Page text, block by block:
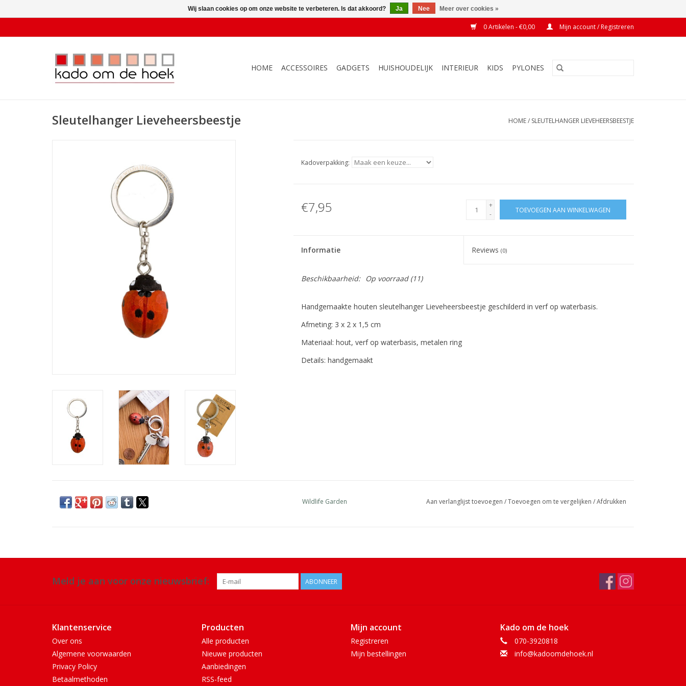
0 Artikelen - €0,00 Mijn account / Registreren
HOME ACCESSOIRES GADGETS HUISHOUDELIJK INTERIEUR KIDS PYLONES
Sleutelhanger Lieveheersbeestje HOME/ SLEUTELHANGER LIEVEHEERSBEESTJE
Kadoverpakking:
€7,95
+
-
TOEVOEGEN AAN WINKELWAGEN
Informatie Reviews(0)
Beschikbaarheid: Op voorraad(11)
Handgemaakte houten sleutelhanger Lieveheersbeestje geschilderd in verf op waterbasis.
Afmeting: 3 x 2 x 1,5 cm
Materiaal: hout, verf op waterbasis, metalen ring
Details: handgemaakt
Wildlife Garden Aan verlanglijst toevoegen /Toevoegen om te vergelijken /Afdrukken
Meld je aan voor onze nieuwsbrief: ABONNEER
Klantenservice
Over ons
Algemene voorwaarden
Privacy Policy
Betaalmethoden
Producten
Alle producten
Nieuwe producten
Aanbiedingen
RSS-feed
Mijn account
Registreren
Mijn bestellingen
Kado om de hoek
070-3920818
info@kadoomdehoek.nl
Wij slaan cookies op om onze website te verbeteren. Is dat akkoord? Ja Nee Meer over cookies »